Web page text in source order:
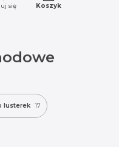
się Koszyk
lusterek 17